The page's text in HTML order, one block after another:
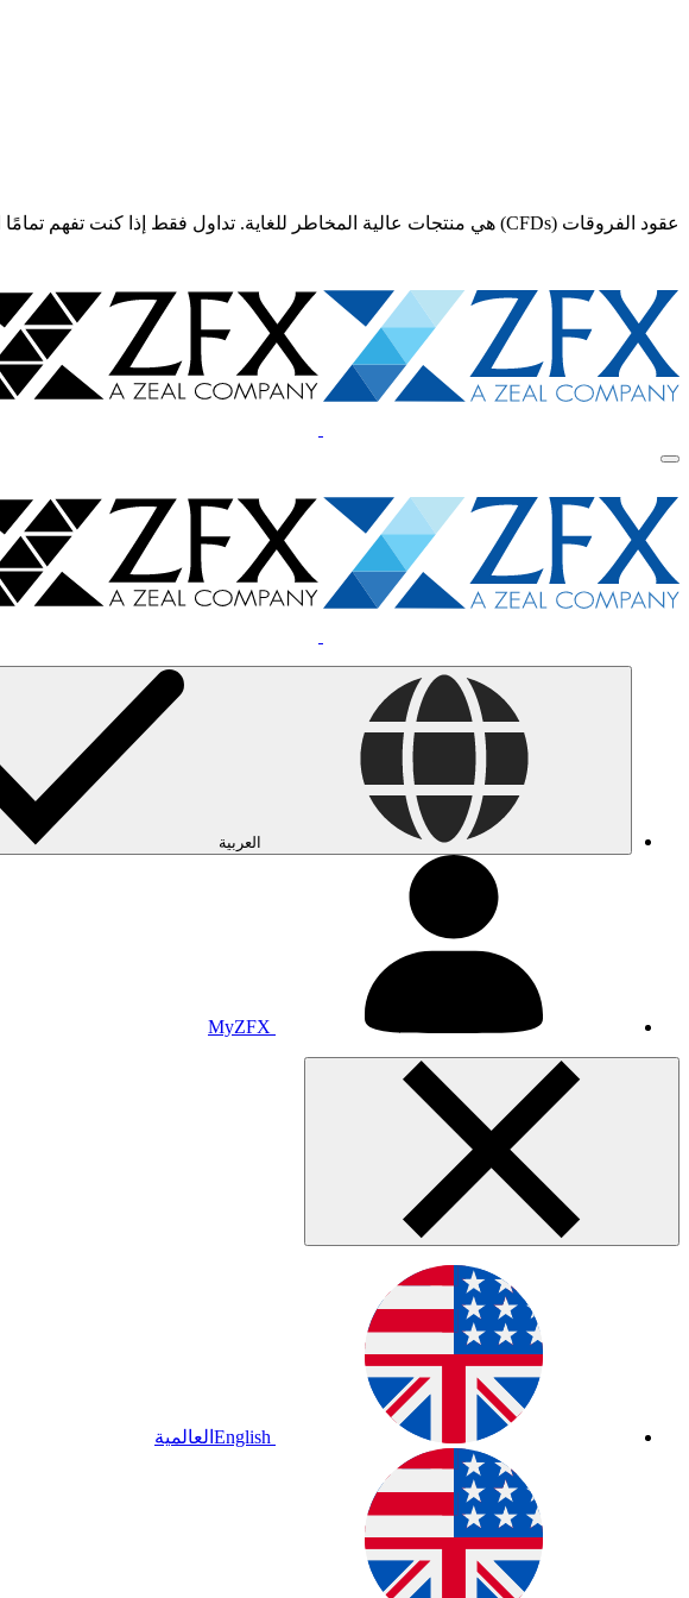
عقود الفروقات (CFDs) هي منتجات عالية المخاطر للغاية. تداول فقط إذا كنت تفهم تمامًا المخاطر و
العربية
MyZFX
English العالمية